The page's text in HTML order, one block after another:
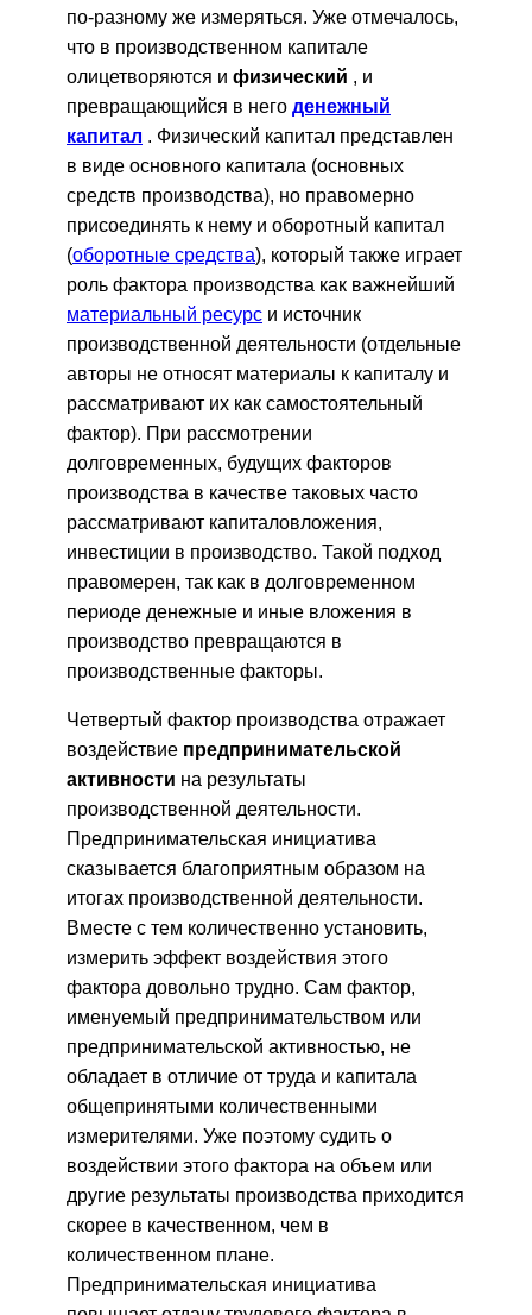
по-разному же измеряться. Уже отмечалось,
что в производственном капитале
олицетворяются и физический , и
превращающийся в него денежный
капитал . Физический капитал представлен
в виде основного капитала (основных
средств производства), но правомерно
присоединять к нему и оборотный капитал
(оборотные средства), который также играет
роль фактора производства как важнейший
материальный ресурс и источник
производственной деятельности (отдельные
авторы не относят материалы к капиталу и
рассматривают их как самостоятельный
фактор). При рассмотрении
долговременных, будущих факторов
производства в качестве таковых часто
рассматривают капиталовложения,
инвестиции в производство. Такой подход
правомерен, так как в долговременном
периоде денежные и иные вложения в
производство превращаются в
производственные факторы.
Четвертый фактор производства отражает
воздействие предпринимательской
активности на результаты
производственной деятельности.
Предпринимательская инициатива
сказывается благоприятным образом на
итогах производственной деятельности.
Вместе с тем количественно установить,
измерить эффект воздействия этого
фактора довольно трудно. Сам фактор,
именуемый предпринимательством или
предпринимательской активностью, не
обладает в отличие от труда и капитала
общепринятыми количественными
измерителями. Уже поэтому судить о
воздействии этого фактора на объем или
другие результаты производства приходится
скорее в качественном, чем в
количественном плане.
Предпринимательская инициатива